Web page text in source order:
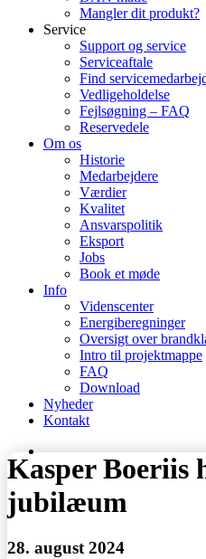
Mangler dit produkt?
Service
Support og service
Serviceaftale
Find
Vedligeholdelse
Fejlsøgning – FAQ
Reservedele
Om os
Historie
Medarbejdere
Værdier
Kvalitet
Ansvarspolitik
Eksport
Jobs
Book et møde
Info
Videnscenter
Energiberegninger
Oversigt over
Intro til projektmappe
FAQ
Download
Nyheder
Kontakt
Kasper Boeriis
jubilæum
28. august 2024